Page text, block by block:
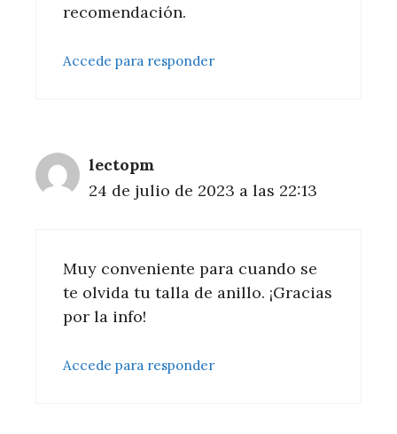
recomendación.
Accede para responder
lectopm
24 de julio de 2023 a las 22:13
Muy conveniente para cuando se
te olvida tu talla de anillo. ¡Gracias
por la info!
Accede para responder